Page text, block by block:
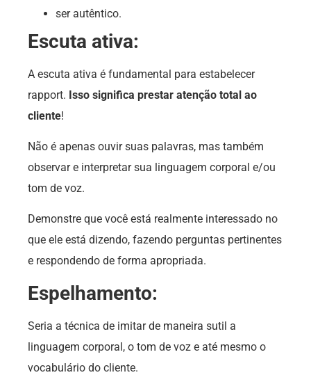
ser autêntico.
Escuta ativa:
A escuta ativa é fundamental para estabelecer
rapport. Isso significa prestar atenção total ao
cliente!
Não é apenas ouvir suas palavras, mas também
observar e interpretar sua linguagem corporal e/ou
tom de voz.
Demonstre que você está realmente interessado no
que ele está dizendo, fazendo perguntas pertinentes
e respondendo de forma apropriada.
Espelhamento:
Seria a técnica de imitar de maneira sutil a
linguagem corporal, o tom de voz e até mesmo o
vocabulário do cliente.